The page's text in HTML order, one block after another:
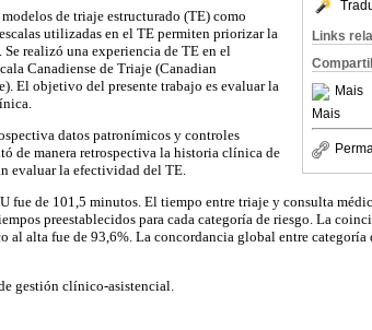
Links
Mais
Mais
de triaje estructurado (TE) como
utilizadas en el TE permiten priorizar la
realizó una experiencia de TE en el
Canadiense de Triaje (Canadian
El objetivo del presente trabajo es evaluar la
datos patronímicos y controles
de manera retrospectiva la historia clínica de
evaluar la efectividad del TE.
fue de 101,5 minutos. El tiempo entre triaje y consulta
preestablecidos para cada categoría de riesgo. La
alta fue de 93,6%. La concordancia global entre categoría
gestión clínico-asistencial.